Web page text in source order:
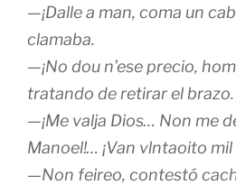
—¡Dalle a man, coma un
clamaba.
—¡No dou n’ese precio,
tratando de retirar el brazo.
—¡Me valja Dios… Non me
Manoel!… ¡Van vlntaoito
—Non feireo, contestó